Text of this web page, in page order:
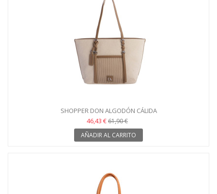
SHOPPER DON ALGODÓN CÁLIDA
46,43 €61,90 €
AÑADIR AL CARRITO